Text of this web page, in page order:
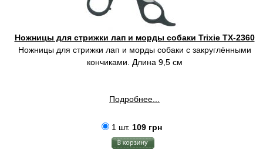
Ножницы для стрижки лап и морды собаки Trixie TX-2360
Ножницы для стрижки лап и морды собаки c закруглёнными
кончиками. Длина 9,5 см
Подробнее...
1 шт. 109 грн